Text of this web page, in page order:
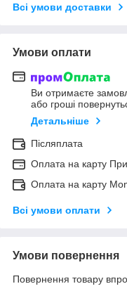
Всі умови доставки
Умови оплати
Ви отримаєте
або гроші
Детальніше
Післяплата
Оплата на карту
Оплата на карту
Всі умови оплати
Умови повернення
Повернення товару